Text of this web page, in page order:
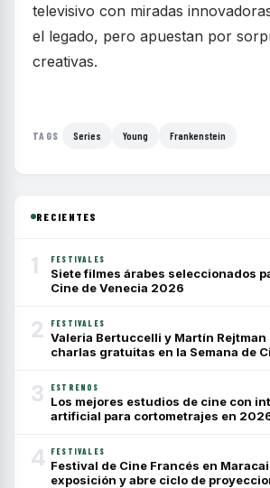
televisivo con miradas
el legado, pero apuestan por
creativas.
TAGS Series Young Frankenstein
RECIENTES
1 FESTIVALES
Siete filmes árabes seleccionados
Cine de Venecia 2026
2 FESTIVALES
Valeria Bertuccelli y Martín Rejtman
charlas gratuitas en la Semana de
3 ESTRENOS
Los mejores estudios de cine con
artificial para cortometrajes en
4 FESTIVALES
Festival de Cine Francés en
exposición y abre ciclo de